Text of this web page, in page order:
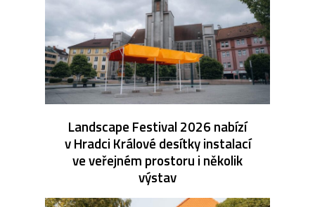
Landscape Festival 2026 nabízí
v Hradci Králové desítky instalací
ve veřejném prostoru i několik
výstav